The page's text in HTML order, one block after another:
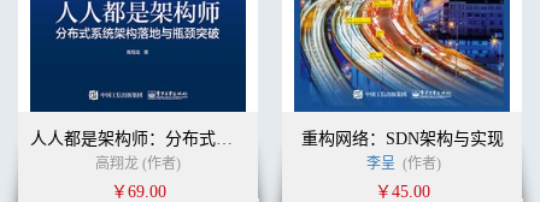
人人都是架构师：分布式系统架构落地与瓶颈突破
高翔龙 (作者)
￥69.00
重构网络：SDN架构与实现
李呈 (作者)
￥45.00